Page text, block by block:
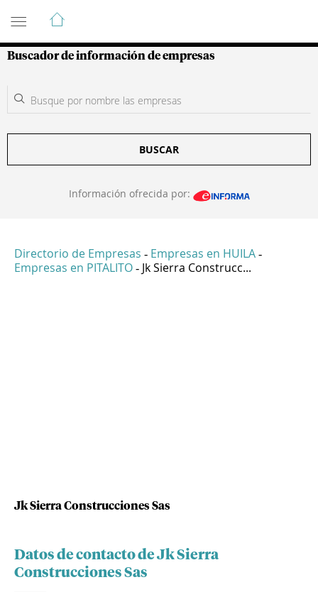
Guía de Empresas Colombianas
Buscador de información de empresas
BUSCAR
Información ofrecida por:
Directorio de Empresas - Empresas en HUILA -
Empresas en PITALITO - Jk Sierra Construcc...
Jk Sierra Construcciones Sas
Datos de contacto de Jk Sierra
Construcciones Sas